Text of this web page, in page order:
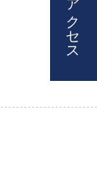
アクセス